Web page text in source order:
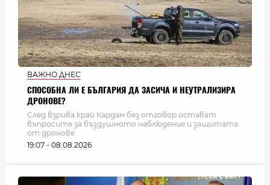
ВАЖНО ДНЕС
СПОСОБНА ЛИ Е БЪЛГАРИЯ ДА ЗАСИЧА И НЕУТРАЛИЗИРА
ДРОНОВЕ?
След взрива край Кардам без отговор остават
въпросите за въздушното наблюдение и защитата
от дронове
19:07 - 08.08.2026